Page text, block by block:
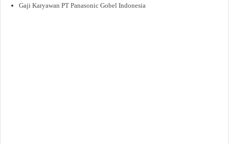
Gaji Karyawan PT Panasonic Gobel Indonesia